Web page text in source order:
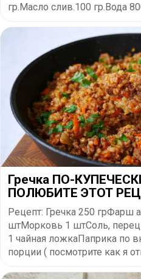
гр.Масло слив.100 гр.Вода
Гречка ПО-
ПОЛЮБИТЕ ЭТОТ
Рецепт: Гречка 250 грФарш
штМорковь 1 штСоль, перец
1 чайная ложкаПаприка по
порции ( посмотрите как я